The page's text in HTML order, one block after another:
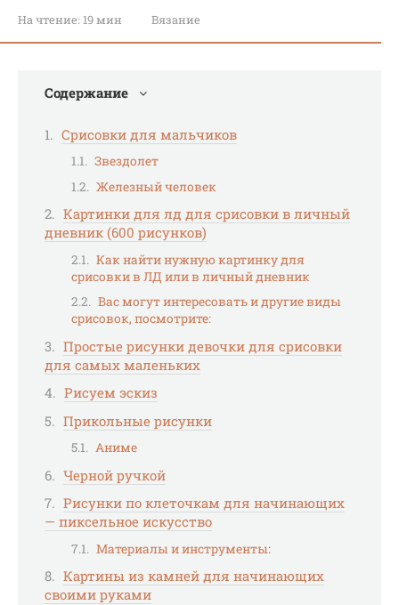
На чтение: 19 мин Вязание
Содержание
Срисовки для мальчиков
Звездолет
Железный человек
Картинки для лд для срисовки в личный
дневник (600 рисунков)
Как найти нужную картинку для
срисовки в ЛД или в личный дневник
Вас могут интересовать и другие виды
срисовок, посмотрите:
Простые рисунки девочки для срисовки
для самых маленьких
Рисуем эскиз
Прикольные рисунки
Аниме
Черной ручкой
Рисунки по клеточкам для начинающих
— пиксельное искусство
Материалы и инструменты:
Картины из камней для начинающих
своими руками